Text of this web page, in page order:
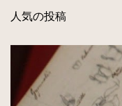
人気の投稿